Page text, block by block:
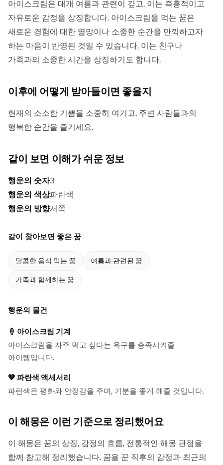
아이스크림은 대개 여름과 관련이 깊고, 이는 즉흥적이고
자유로운 감정을 상징합니다. 아이스크림을 먹는 꿈은
새로운 경험에 대한 열망이나 소중한 순간을 만끽하고자
하는 마음이 반영된 것일 수 있습니다. 이는 친구나
가족과의 소중한 시간을 상징하기도 합니다.
이후에 어떻게 받아들이면 좋을지
현재의 소소한 기쁨을 소중히 여기고, 주변 사람들과의
행복한 순간을 즐기세요.
같이 보면 이해가 쉬운 정보
행운의 숫자3
행운의 색상파란색
행운의 방향서쪽
같이 찾아보면 좋은 꿈
달콤한 음식 먹는 꿈 여름과 관련된 꿈
가족과 함께하는 꿈
행운의 물건
🍦 아이스크림 기계
아이스크림을 자주 먹고 싶다는 욕구를 충족시켜줄
아이템입니다.
💙 파란색 액세서리
파란색은 평화와 안정감을 주며, 기분을 좋게 해줄 것입니다.
이 해몽은 이런 기준으로 정리했어요
이 해몽은 꿈의 상징, 감정의 흐름, 전통적인 해몽 관점을
함께 참고해 정리했습니다. 꿈을 꾼 직후의 감정과 최근의